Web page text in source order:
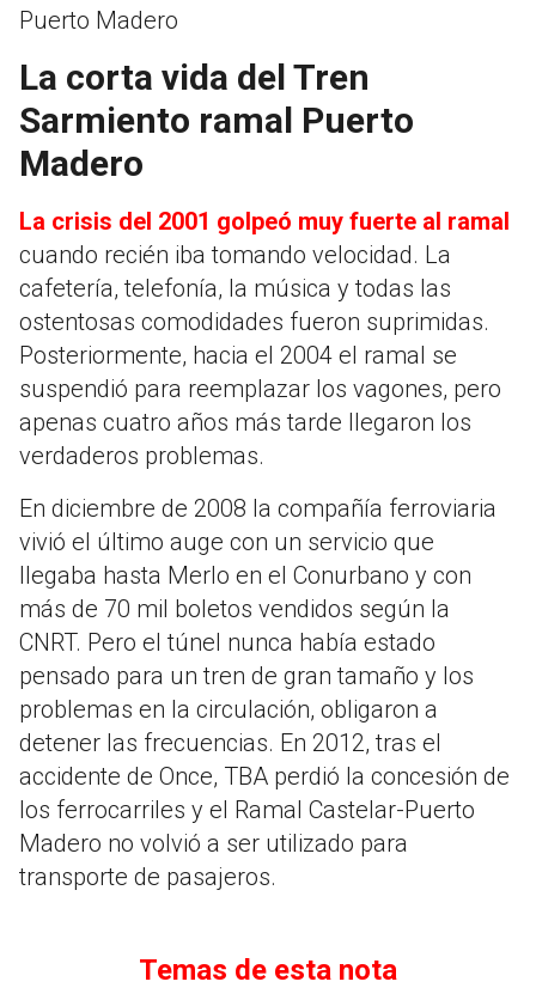
Puerto Madero
La corta vida del Tren
Sarmiento ramal Puerto
Madero
La crisis del 2001 golpeó muy fuerte al ramal
cuando recién iba tomando velocidad. La
cafetería, telefonía, la música y todas las
ostentosas comodidades fueron suprimidas.
Posteriormente, hacia el 2004 el ramal se
suspendió para reemplazar los vagones, pero
apenas cuatro años más tarde llegaron los
verdaderos problemas.
En diciembre de 2008 la compañía ferroviaria
vivió el último auge con un servicio que
llegaba hasta Merlo en el Conurbano y con
más de 70 mil boletos vendidos según la
CNRT. Pero el túnel nunca había estado
pensado para un tren de gran tamaño y los
problemas en la circulación, obligaron a
detener las frecuencias. En 2012, tras el
accidente de Once, TBA perdió la concesión de
los ferrocarriles y el Ramal Castelar-Puerto
Madero no volvió a ser utilizado para
transporte de pasajeros.
Temas de esta nota